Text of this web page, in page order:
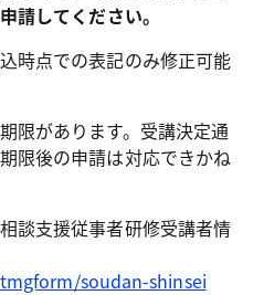
請してください。
時点での表記のみ修正可能
限があります。受講決定通
限後の申請は対応できかね
談支援従事者研修受講者情
soudan-shinsei